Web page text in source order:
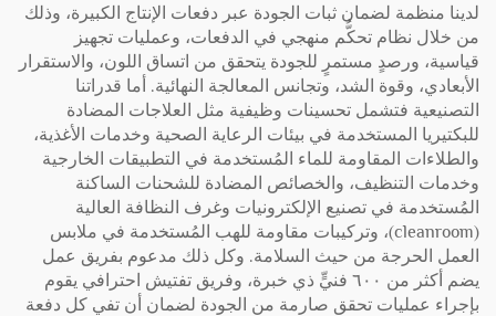
لدينا منظمة لضمان ثبات الجودة عبر دفعات الإنتاج الكبيرة، وذلك
من خلال نظام تحكُّم منهجي في الدفعات، وعمليات تجهيز
قياسية، ورصدٍ مستمرٍ للجودة يتحقق من اتساق اللون، والاستقرار
الأبعادي، وقوة الشد، وتجانس المعالجة النهائية. أما قدراتنا
التصنيعية فتشمل تحسينات وظيفية مثل العلاجات المضادة
للبكتيريا المستخدمة في بيئات الرعاية الصحية وخدمات الأغذية،
والطلاءات المقاومة للماء المُستخدمة في التطبيقات الخارجية
وخدمات التنظيف، والخصائص المضادة للشحنات الساكنة
المُستخدمة في تصنيع الإلكترونيات وغرف النظافة العالية
(cleanroom)، وتركيبات مقاومة للهب المُستخدمة في ملابس
العمل الحرجة من حيث السلامة. وكل ذلك مدعوم بفريق عمل
يضم أكثر من ٦٠٠ فنيٍّ ذي خبرة، وفريق تفتيش احترافي يقوم
بإجراء عمليات تحقق صارمة من الجودة لضمان أن تفي كل دفعة